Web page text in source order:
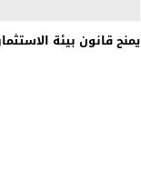
يمنح قانون بيئة